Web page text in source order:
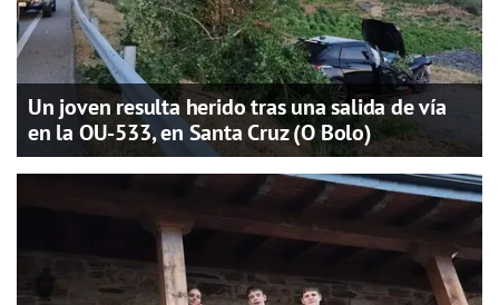
Un joven resulta herido tras una salida de vía
en la OU-533, en Santa Cruz (O Bolo)